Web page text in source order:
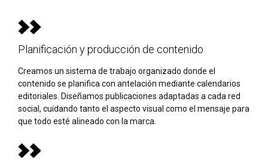
Planificación y producción de contenido
Creamos un sistema de trabajo organizado donde el
contenido se planifica con antelación mediante calendarios
editoriales. Diseñamos publicaciones adaptadas a cada red
social, cuidando tanto el aspecto visual como el mensaje para
que todo esté alineado con la marca.